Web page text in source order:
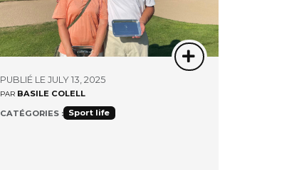
PUBLIÉ LE JULY 13, 2025
PAR BASILE COLELL
CATÉGORIES : Sport life